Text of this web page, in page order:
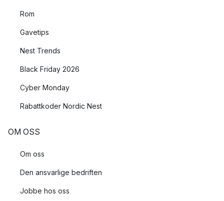
Rom
Gavetips
Nest Trends
Black Friday 2026
Cyber Monday
Rabattkoder Nordic Nest
OM OSS
Om oss
Den ansvarlige bedriften
Jobbe hos oss